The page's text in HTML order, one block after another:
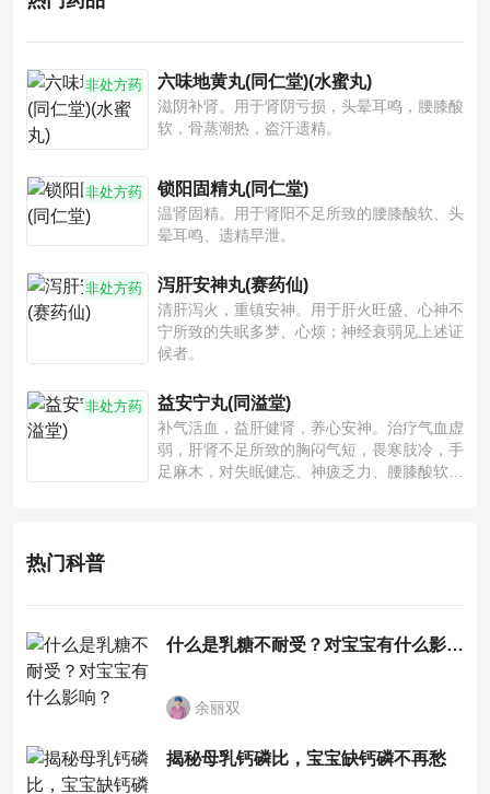
非处方药 六味地黄丸(同仁堂)(水蜜丸)
滋阴补肾。用于肾阴亏损，头晕耳鸣，腰膝酸
软，骨蒸潮热，盗汗遗精。
非处方药 锁阳固精丸(同仁堂)
温肾固精。用于肾阳不足所致的腰膝酸软、头
晕耳鸣、遗精早泄。
非处方药 泻肝安神丸(赛药仙)
清肝泻火，重镇安神。用于肝火旺盛、心神不
宁所致的失眠多梦、心烦；神经衰弱见上述证
候者。
非处方药 益安宁丸(同溢堂)
补气活血，益肝健肾，养心安神。治疗气血虚
弱，肝肾不足所致的胸闷气短，畏寒肢冷，手
足麻木，对失眠健忘、神疲乏力、腰膝酸软也
热门科普
什么是乳糖不耐受？对宝宝有什么影响？
余丽双
揭秘母乳钙磷比，宝宝缺钙磷不再愁